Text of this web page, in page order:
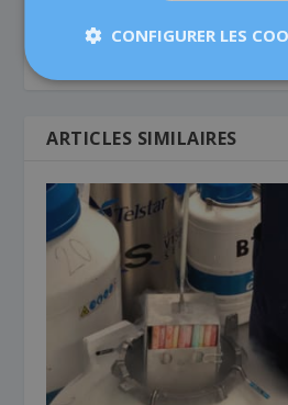
pointe du
ARTICLES SIMILAIRES
CONFIGURER LES